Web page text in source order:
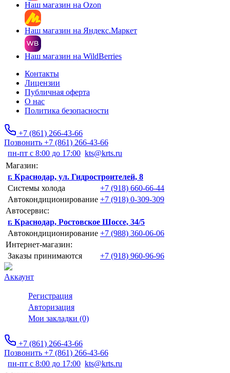
Наш магазин на Ozon
Наш магазин на Яндекс.Маркет
Наш магазин на WildBerries
Контакты
Лицензии
Публичная оферта
О нас
Политика безопасности
+7 (861) 266-43-66
Позвонить +7 (861) 266-43-66
пн-пт с 8:00 до 17:00 kts@krts.ru
Магазин:
г. Краснодар, ул. Гидростроителей, 8
Системы холода
+7 (918) 660-66-44
Автокондиционирование +7 (918) 0-309-309
Автосервис:
г. Краснодар, Ростовское Шоссе, 34/5
Автокондиционирование +7 (988) 360-06-06
Интернет-магазин:
Заказы принимаются
+7 (918) 960-96-96
Аккаунт
Регистрация
Авторизация
Мои закладки (0)
+7 (861) 266-43-66
Позвонить +7 (861) 266-43-66
пн-пт с 8:00 до 17:00 kts@krts.ru